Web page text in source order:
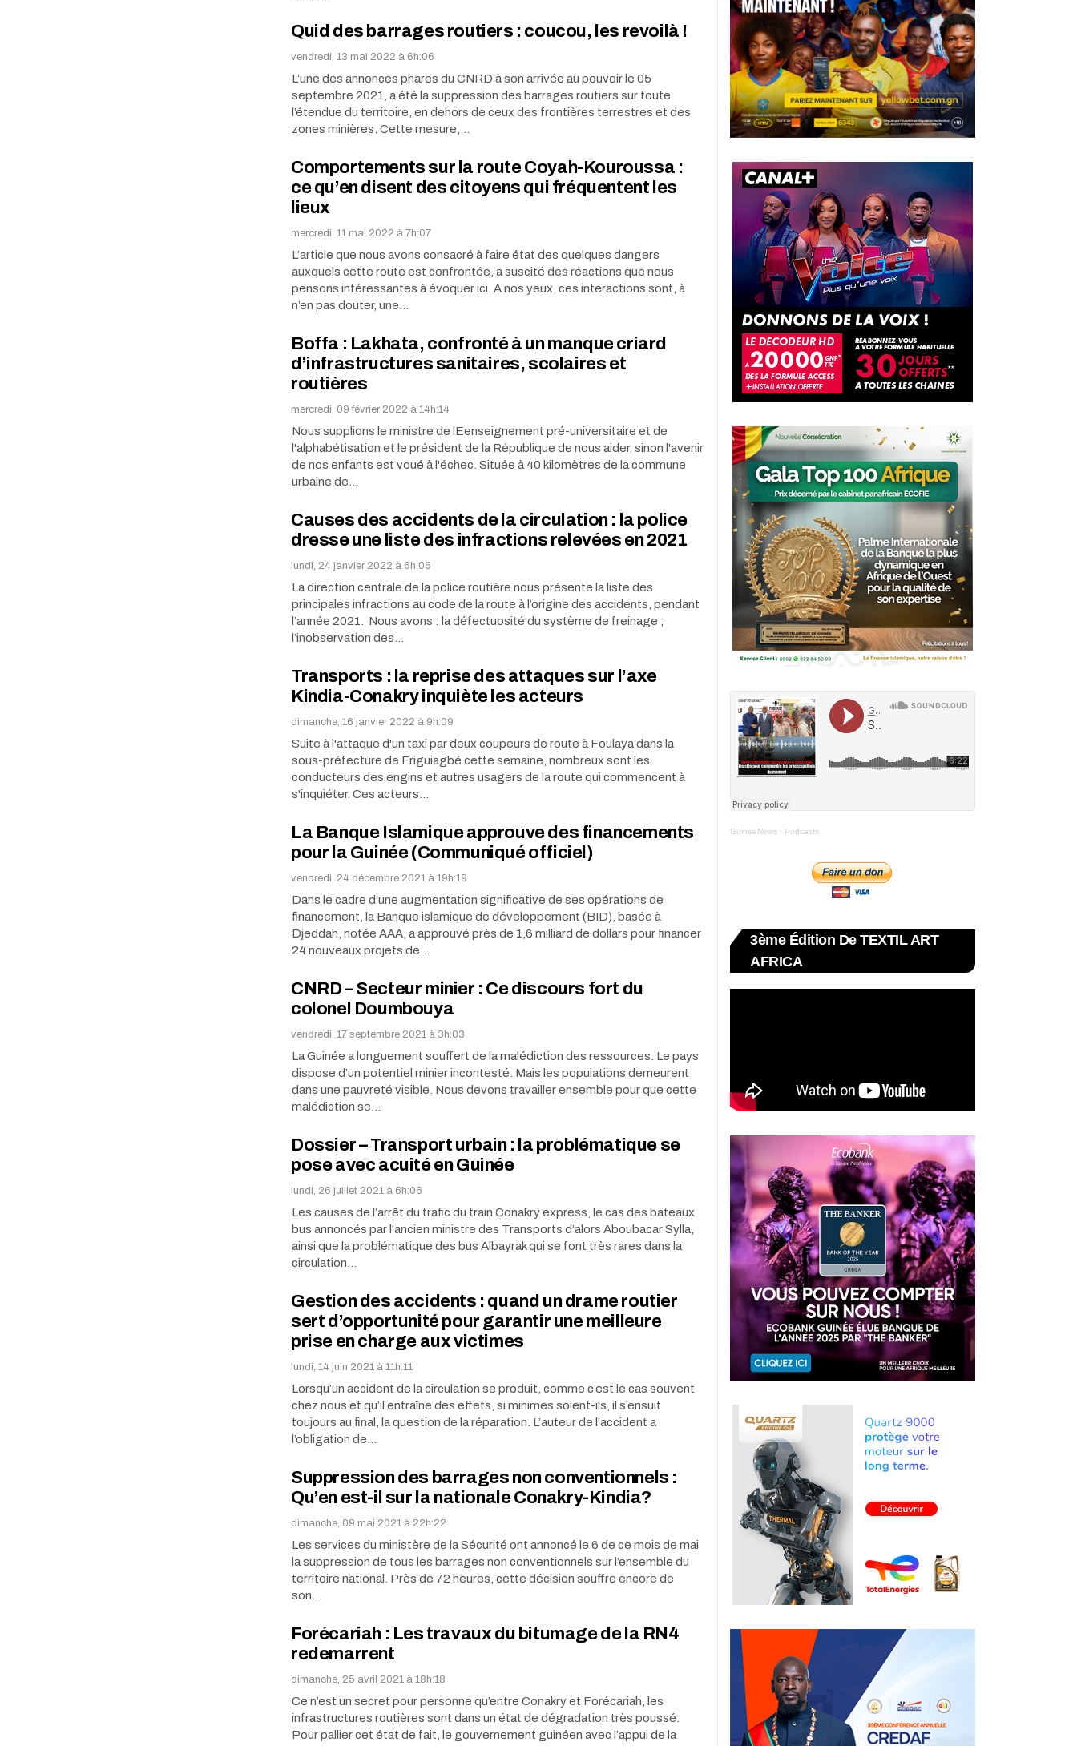
Quid des barrages routiers : coucou, les revoilà !
vendredi, 13 mai 2022 à 6h:06
L’une des annonces phares du CNRD à son arrivée au pouvoir le 05
septembre 2021, a été la suppression des barrages routiers sur toute
l’étendue du territoire, en dehors de ceux des frontières terrestres et des
zones minières. Cette mesure,…
Comportements sur la route Coyah-Kouroussa :
ce qu’en disent des citoyens qui fréquentent les
lieux
mercredi, 11 mai 2022 à 7h:07
L’article que nous avons consacré à faire état des quelques dangers
auxquels cette route est confrontée, a suscité des réactions que nous
pensons intéressantes à évoquer ici. A nos yeux, ces interactions sont, à
n’en pas douter, une…
Boffa : Lakhata, confronté à un manque criard
d’infrastructures sanitaires, scolaires et
routières
mercredi, 09 février 2022 à 14h:14
Nous supplions le ministre de lEenseignement pré-universitaire et de
l'alphabétisation et le président de la République de nous aider, sinon l'avenir
de nos enfants est voué à l'échec. Située à 40 kilomètres de la commune
urbaine de…
Causes des accidents de la circulation : la police
dresse une liste des infractions relevées en 2021
lundi, 24 janvier 2022 à 6h:06
La direction centrale de la police routière nous présente la liste des
principales infractions au code de la route à l’origine des accidents, pendant
l’année 2021. Nous avons : la défectuosité du système de freinage ;
l’inobservation des…
Transports : la reprise des attaques sur l’axe
Kindia-Conakry inquiète les acteurs
dimanche, 16 janvier 2022 à 9h:09
Suite à l'attaque d'un taxi par deux coupeurs de route à Foulaya dans la
sous-préfecture de Friguiagbé cette semaine, nombreux sont les
conducteurs des engins et autres usagers de la route qui commencent à
s'inquiéter. Ces acteurs…
La Banque Islamique approuve des financements
pour la Guinée (Communiqué officiel)
vendredi, 24 décembre 2021 à 19h:19
Dans le cadre d'une augmentation significative de ses opérations de
financement, la Banque islamique de développement (BID), basée à
Djeddah, notée AAA, a approuvé près de 1,6 milliard de dollars pour financer
24 nouveaux projets de…
CNRD – Secteur minier : Ce discours fort du
colonel Doumbouya
vendredi, 17 septembre 2021 à 3h:03
La Guinée a longuement souffert de la malédiction des ressources. Le pays
dispose d’un potentiel minier incontesté. Mais les populations demeurent
dans une pauvreté visible. Nous devons travailler ensemble pour que cette
malédiction se…
Dossier – Transport urbain : la problématique se
pose avec acuité en Guinée
lundi, 26 juillet 2021 à 6h:06
Les causes de l’arrêt du trafic du train Conakry express, le cas des bateaux
bus annoncés par l'ancien ministre des Transports d’alors Aboubacar Sylla,
ainsi que la problématique des bus Albayrak qui se font très rares dans la
circulation…
Gestion des accidents : quand un drame routier
sert d’opportunité pour garantir une meilleure
prise en charge aux victimes
lundi, 14 juin 2021 à 11h:11
Lorsqu’un accident de la circulation se produit, comme c’est le cas souvent
chez nous et qu’il entraîne des effets, si minimes soient-ils, il s’ensuit
toujours au final, la question de la réparation. L’auteur de l’accident a
l’obligation de…
Suppression des barrages non conventionnels :
Qu’en est-il sur la nationale Conakry-Kindia?
dimanche, 09 mai 2021 à 22h:22
Les services du ministère de la Sécurité ont annoncé le 6 de ce mois de mai
la suppression de tous les barrages non conventionnels sur l’ensemble du
territoire national. Près de 72 heures, cette décision souffre encore de
son…
Forécariah : Les travaux du bitumage de la RN4
redemarrent
dimanche, 25 avril 2021 à 18h:18
Ce n’est un secret pour personne qu’entre Conakry et Forécariah, les
infrastructures routières sont dans un état de dégradation très poussé.
Pour pallier cet état de fait, le gouvernement guinéen avec l’appui de la
GuineeNews · Podcasts
3ème Édition De TEXTIL ART
AFRICA